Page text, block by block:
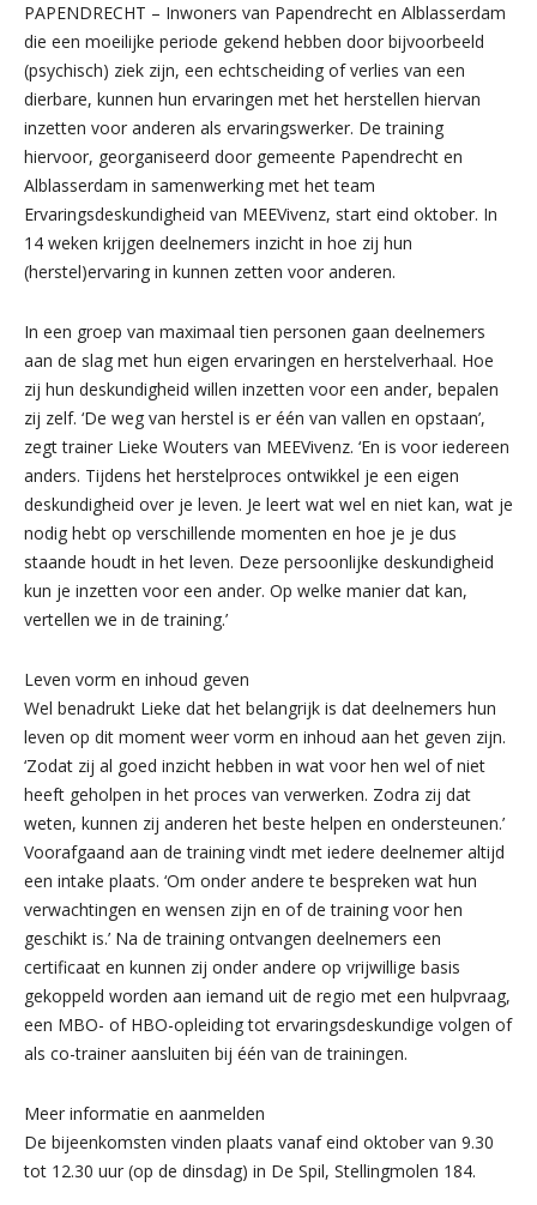
PAPENDRECHT – Inwoners van Papendrecht en Alblasserdam
die een moeilijke periode gekend hebben door bijvoorbeeld
(psychisch) ziek zijn, een echtscheiding of verlies van een
dierbare, kunnen hun ervaringen met het herstellen hiervan
inzetten voor anderen als ervaringswerker. De training
hiervoor, georganiseerd door gemeente Papendrecht en
Alblasserdam in samenwerking met het team
Ervaringsdeskundigheid van MEEVivenz, start eind oktober. In
14 weken krijgen deelnemers inzicht in hoe zij hun
(herstel)ervaring in kunnen zetten voor anderen.
In een groep van maximaal tien personen gaan deelnemers
aan de slag met hun eigen ervaringen en herstelverhaal. Hoe
zij hun deskundigheid willen inzetten voor een ander, bepalen
zij zelf. ‘De weg van herstel is er één van vallen en opstaan’,
zegt trainer Lieke Wouters van MEEVivenz. ‘En is voor iedereen
anders. Tijdens het herstelproces ontwikkel je een eigen
deskundigheid over je leven. Je leert wat wel en niet kan, wat je
nodig hebt op verschillende momenten en hoe je je dus
staande houdt in het leven. Deze persoonlijke deskundigheid
kun je inzetten voor een ander. Op welke manier dat kan,
vertellen we in de training.’
Leven vorm en inhoud geven
Wel benadrukt Lieke dat het belangrijk is dat deelnemers hun
leven op dit moment weer vorm en inhoud aan het geven zijn.
‘Zodat zij al goed inzicht hebben in wat voor hen wel of niet
heeft geholpen in het proces van verwerken. Zodra zij dat
weten, kunnen zij anderen het beste helpen en ondersteunen.’
Voorafgaand aan de training vindt met iedere deelnemer altijd
een intake plaats. ‘Om onder andere te bespreken wat hun
verwachtingen en wensen zijn en of de training voor hen
geschikt is.’ Na de training ontvangen deelnemers een
certificaat en kunnen zij onder andere op vrijwillige basis
gekoppeld worden aan iemand uit de regio met een hulpvraag,
een MBO- of HBO-opleiding tot ervaringsdeskundige volgen of
als co-trainer aansluiten bij één van de trainingen.
Meer informatie en aanmelden
De bijeenkomsten vinden plaats vanaf eind oktober van 9.30
tot 12.30 uur (op de dinsdag) in De Spil, Stellingmolen 184.